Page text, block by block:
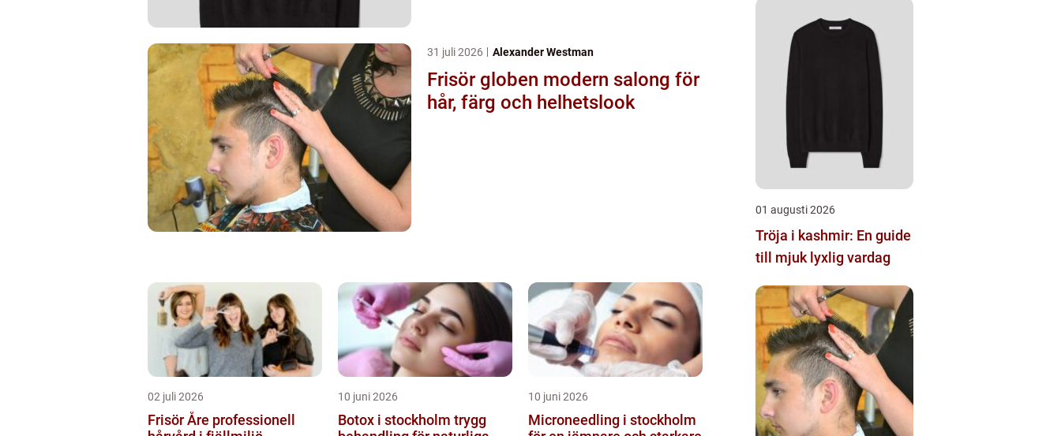
31 juli 2026 Alexander Westman
Frisör globen modern salong för
hår, färg och helhetslook
02 juli 2026
Frisör Åre professionell
10 juni 2026
Botox i stockholm trygg
10 juni 2026
Microneedling i stockholm
01 augusti 2026
Tröja i kashmir: En guide
till mjuk lyxlig vardag